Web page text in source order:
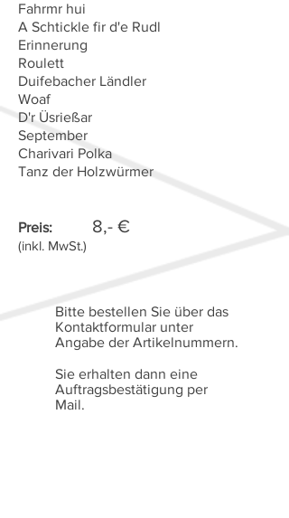
Fahrmr hui
A Schtickle fir d'e Rudl
Erinnerung
Roulett
Duifebacher Ländler
Woaf
D'r Üsrießar
September
Charivari Polka
Tanz der Holzwürmer
Preis: 8,- €
(inkl. MwSt.)
Bitte bestellen Sie über das
Kontaktformular unter
Angabe der Artikelnummern.
Sie erhalten dann eine
Auftragsbestätigung per
Mail.